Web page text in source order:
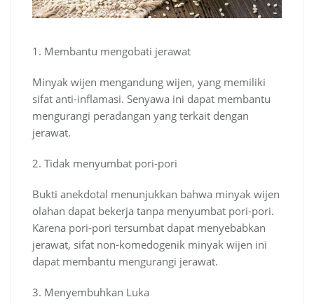
1. Membantu mengobati jerawat
Minyak wijen mengandung wijen, yang memiliki
sifat anti-inflamasi. Senyawa ini dapat membantu
mengurangi peradangan yang terkait dengan
jerawat.
2. Tidak menyumbat pori-pori
Bukti anekdotal menunjukkan bahwa minyak wijen
olahan dapat bekerja tanpa menyumbat pori-pori.
Karena pori-pori tersumbat dapat menyebabkan
jerawat, sifat non-komedogenik minyak wijen ini
dapat membantu mengurangi jerawat.
3. Menyembuhkan Luka